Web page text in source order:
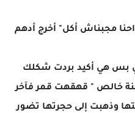
مجبناش أكل" أخرج أدهم
بس هي أكيد بردت شكلك
خالص " قهقهت قمر فآخر
وذهبت إلى حجرتها تضور